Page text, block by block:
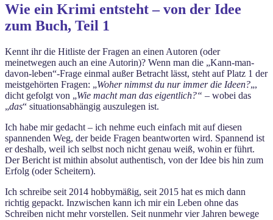
Wie ein Krimi entsteht – von der Idee
zum Buch, Teil 1
Kennt ihr die Hitliste der Fragen an einen Autoren (oder
meinetwegen auch an eine Autorin)? Wenn man die „Kann-man-
davon-leben“-Frage einmal außer Betracht lässt, steht auf Platz 1 der
meistgehörten Fragen: „Woher nimmst du nur immer die Ideen?„,
dicht gefolgt von „Wie macht man das eigentlich?“ – wobei das
„das“ situationsabhängig auszulegen ist.
Ich habe mir gedacht – ich nehme euch einfach mit auf diesen
spannenden Weg, der beide Fragen beantworten wird. Spannend ist
er deshalb, weil ich selbst noch nicht genau weiß, wohin er führt.
Der Bericht ist mithin absolut authentisch, von der Idee bis hin zum
Erfolg (oder Scheitern).
Ich schreibe seit 2014 hobbymäßig, seit 2015 hat es mich dann
richtig gepackt. Inzwischen kann ich mir ein Leben ohne das
Schreiben nicht mehr vorstellen. Seit nunmehr vier Jahren bewege